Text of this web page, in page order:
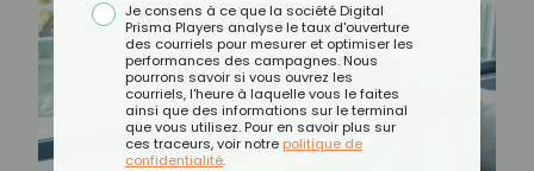
Je consens à ce que la société Digital
Prisma Players analyse le taux d'ouverture
des courriels pour mesurer et optimiser les
performances des campagnes. Nous
pourrons savoir si vous ouvrez les
courriels, l'heure à laquelle vous le faites
ainsi que des informations sur le terminal
que vous utilisez. Pour en savoir plus sur
ces traceurs, voir notre politique de
confidentialité.